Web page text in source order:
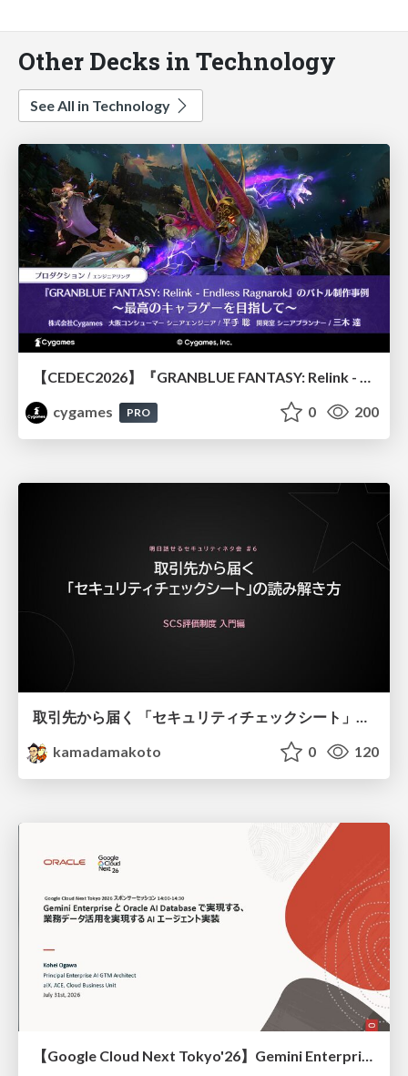
Other Decks in Technology
See All in Technology
【CEDEC2026】『GRANBLUE FANTASY: Relink - Endless Ragnarok』のバトル制作事例 ～最高のキャラゲーを目指して～
cygames
PRO 0 200
kamadamakoto
0 120
【Google Cloud Next Tokyo'26】Gemini Enterprise と Oracle AI Database で実現する、 業務データ活用を実現する AI エージェント実装